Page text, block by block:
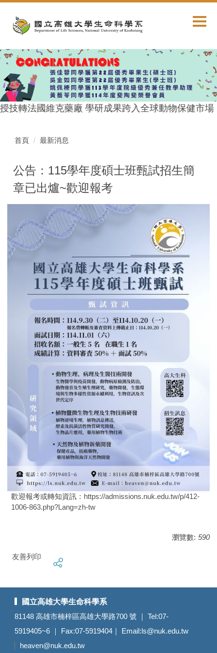
內
容
區
轉法國維克藥廠 學研成果跨入全球動物保健市場
首頁 最新消息
公告：115學年度碩士班甄試招生簡
章已出爐~歡迎報考
歡迎報考或轉知資訊： https://admissions.nuk.edu.tw/p/412-
1006-863.php?Lang=zh-tw
瀏覽數: 590
友善列印
國立高雄大學生命科學系
81148 高雄市楠梓區高雄大學路700 號 ｜ Tel:07-
5919405~6 ｜ Fax:07-5919404｜ Email:ls@nuk.edu.tw
heaven@nuk.edu.tw